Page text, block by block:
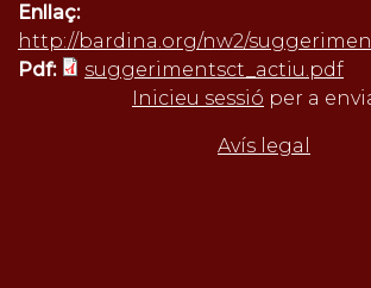
Enllaç:
http://bardina.org/nw2/
Pdf:
suggerimentsct_actiu.pdf
Inicieu sessió per a
Avís legal